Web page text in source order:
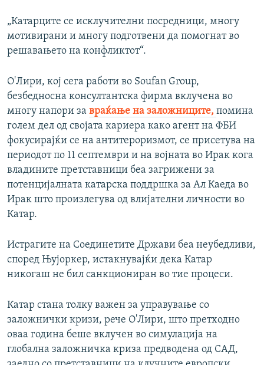
„Катарците се исклучителни посредници, многу
мотивирани и многу подготвени да помогнат во
решавањето на конфликтот“.
О'Лири, кој сега работи во Soufan Group,
безбедносна консултантска фирма вклучена во
многу напори за враќање на заложниците, помина
голем дел од својата кариера како агент на ФБИ
фокусирајќи се на антитероризмот, се присетува на
периодот по 11 септември и на војната во Ирак кога
владините претставници беа загрижени за
потенцијалната катарска поддршка за Ал Каеда во
Ирак што произлегува од влијателни личности во
Катар.
Истрагите на Соединетите Држави беа неубедливи,
според Њујоркер, истакнувајќи дека Катар
никогаш не бил санкциониран во тие процеси.
Катар стана толку важен за управување со
заложнички кризи, рече О'Лири, што претходно
оваа година беше вклучен во симулација на
глобална заложничка криза предводена од САД,